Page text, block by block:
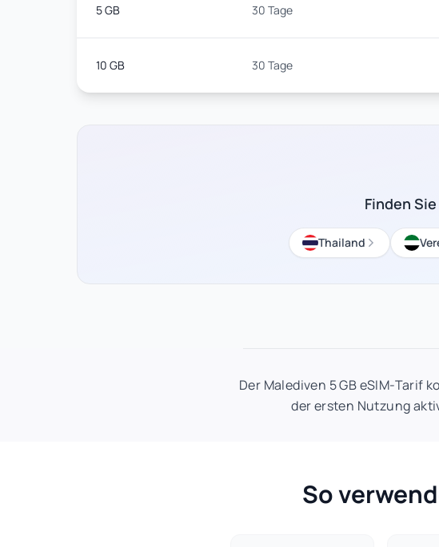
5 GB 30 Tage
10 GB 30 Tage
Finden
Thailand
Der Malediven 5 GB eSIM-Tarif
der ersten Nutzung
So